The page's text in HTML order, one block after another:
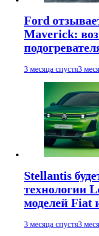
Ford
Maverick:
3 месяца спустя3
Stellantis
технологии
моделей Fiat
3 месяца спустя3